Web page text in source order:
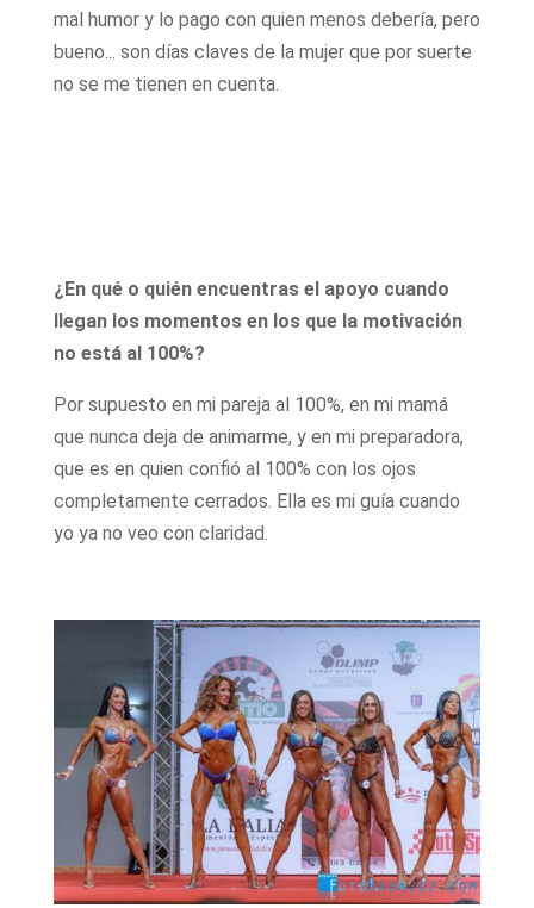
mal humor y lo pago con quien menos debería, pero
bueno... son días claves de la mujer que por suerte
no se me tienen en cuenta.
¿En qué o quién encuentras el apoyo cuando
llegan los momentos en los que la motivación
no está al 100%?
Por supuesto en mi pareja al 100%, en mi mamá
que nunca deja de animarme, y en mi preparadora,
que es en quien confió al 100% con los ojos
completamente cerrados. Ella es mi guía cuando
yo ya no veo con claridad.